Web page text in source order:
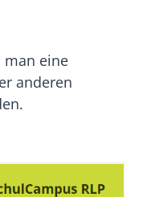
man eine
anderen